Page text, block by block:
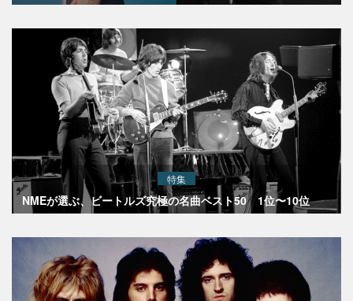
特集
NMEが選ぶ、ビートルズ究極の名曲ベスト50 1位〜10位